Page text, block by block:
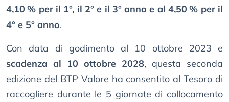
4,10 % per il 1°, il 2° e il 3° anno e al 4,50 % per il
4° e 5° anno.
Con data di godimento al 10 ottobre 2023 e
scadenza al 10 ottobre 2028, questa seconda
edizione del BTP Valore ha consentito al Tesoro di
raccogliere durante le 5 giornate di collocamento